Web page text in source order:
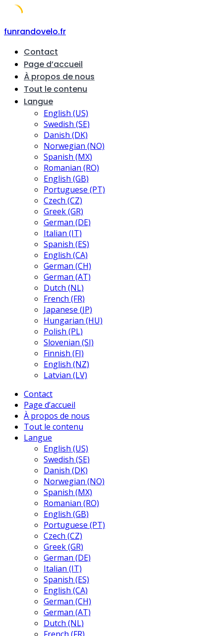
Skip
content
funrandovelo.fr
Contact
Page d’accueil
À propos de nous
Tout le contenu
Langue
English (US)
Swedish (SE)
Danish (DK)
Norwegian (NO)
Spanish (MX)
Romanian (RO)
English (GB)
Portuguese (PT)
Czech (CZ)
Greek (GR)
German (DE)
Italian (IT)
Spanish (ES)
English (CA)
German (CH)
German (AT)
Dutch (NL)
French (FR)
Japanese (JP)
Hungarian (HU)
Polish (PL)
Slovenian (SI)
Finnish (FI)
English (NZ)
Latvian (LV)
Contact
Page d’accueil
À propos de nous
Tout le contenu
Langue
English (US)
Swedish (SE)
Danish (DK)
Norwegian (NO)
Spanish (MX)
Romanian (RO)
English (GB)
Portuguese (PT)
Czech (CZ)
Greek (GR)
German (DE)
Italian (IT)
Spanish (ES)
English (CA)
German (CH)
German (AT)
Dutch (NL)